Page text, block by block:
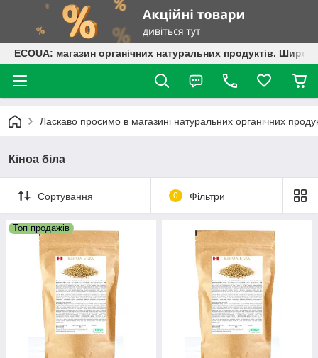
ECOUA: магазин органічних натуральних продуктів.
Ласкаво просимо в магазині натуральних органічних
Кіноа біла
Сортування 0 Фільтри
Топ продажів